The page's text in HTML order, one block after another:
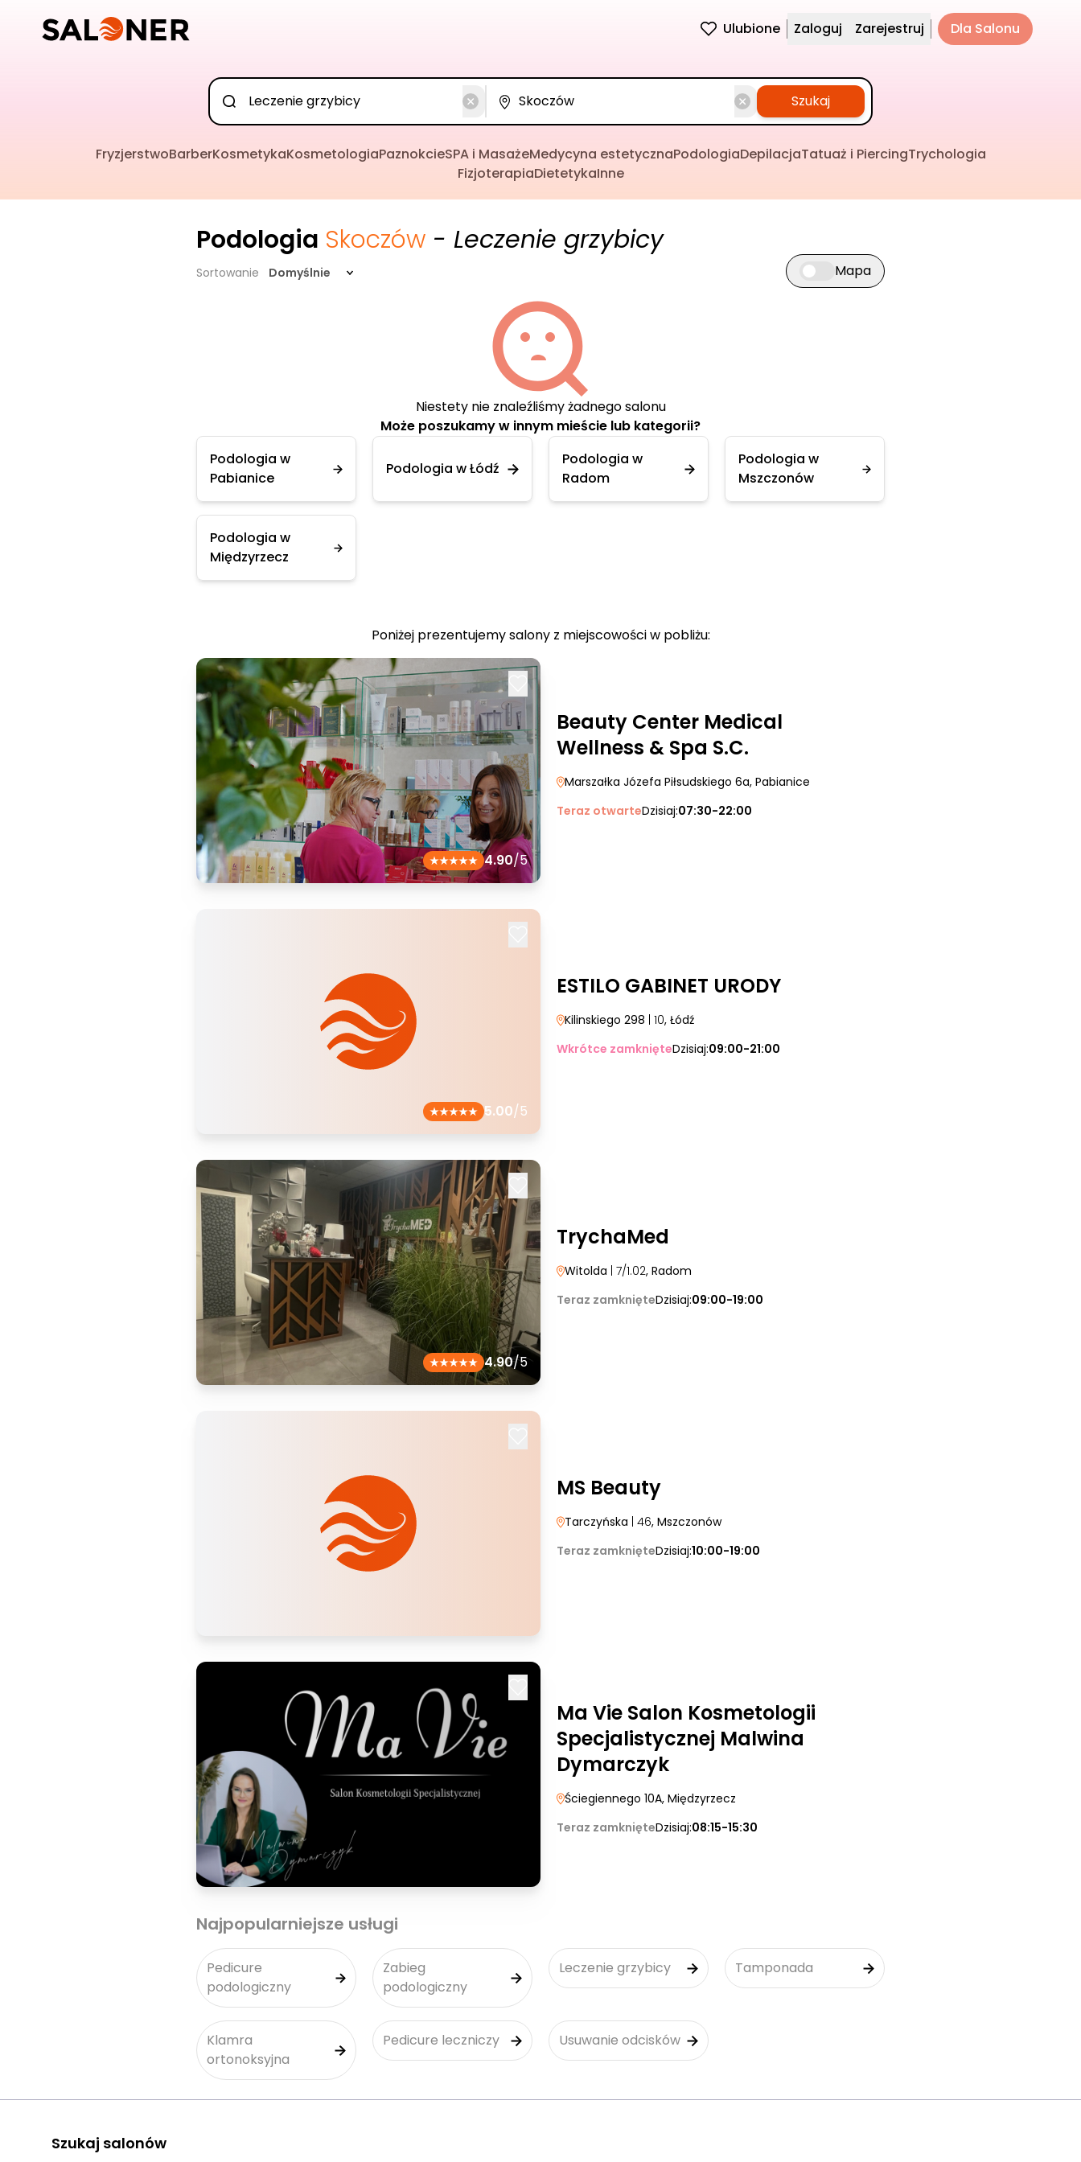
Ulubione Zaloguj Zarejestruj Dla Salonu
Szukaj
FryzjerstwoBarberKosmetykaKosmetologiaPaznokcieSPA i MasażeMedycyna estetycznaPodologiaDepilacjaTatuaż i PiercingTrychologia
FizjoterapiaDietetykaInne
Podologia Skoczów - Leczenie grzybicy
Sortowanie Domyślnie Przełącz widok mapy
Mapa
Niestety nie znaleźliśmy żadnego salonu
Może poszukamy w innym mieście lub kategorii?
Podologia w
Pabianice
Podologia w Łódź
Podologia w
Radom
Podologia w
Mszczonów
Podologia w
Międzyrzecz
Poniżej prezentujemy salony z miejscowości w pobliżu:
4.90/5
Beauty Center Medical
Wellness & Spa S.C.
Marszałka Józefa Piłsudskiego 6a, Pabianice
Teraz otwarteDzisiaj:07:30-22:00
5.00/5
ESTILO GABINET URODY
Kilinskiego 298 | 10, Łódź
Wkrótce zamknięteDzisiaj:09:00-21:00
4.90/5
TrychaMed
Witolda | 7/1.02, Radom
Teraz zamknięteDzisiaj:09:00-19:00
MS Beauty
Tarczyńska | 46, Mszczonów
Teraz zamknięteDzisiaj:10:00-19:00
Ma Vie Salon Kosmetologii
Specjalistycznej Malwina
Dymarczyk
Ściegiennego 10A, Międzyrzecz
Teraz zamknięteDzisiaj:08:15-15:30
Najpopularniejsze usługi
Pedicure
podologiczny
Zabieg
podologiczny
Leczenie grzybicy Tamponada
Klamra
ortonoksyjna
Pedicure leczniczy Usuwanie odcisków
Szukaj salonów